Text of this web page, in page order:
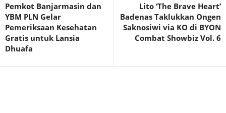
Pemkot Banjarmasin dan
YBM PLN Gelar
Pemeriksaan Kesehatan
Gratis untuk Lansia
Dhuafa
Lito ‘The Brave Heart’
Badenas Taklukkan Ongen
Saknosiwi via KO di BYON
Combat Showbiz Vol. 6